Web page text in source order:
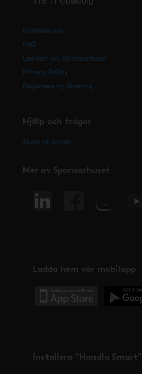
Kontakta oss
FAQ
Läs mer om Sponsorhuset
Privacy Policy
Registrera ny förening
Hjälp och frågor
Skapa ett ärende
Mer av Sponsorhuset
Ladda hem vår mobilapp
Installera "Handla Smart"